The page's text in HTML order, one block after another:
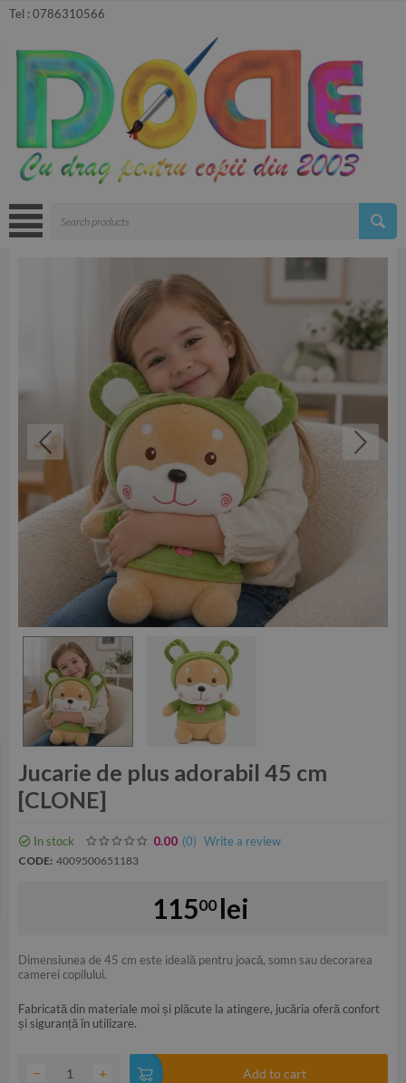
Tel :0786310566
Jucarie de plus adorabil 45 cm
[CLONE]
In stock 0.00 (0) Write a review
CODE: 4009500651183
11500 lei
Dimensiunea de 45 cm este ideală pentru joacă, somn sau decorarea
camerei copilului.
Fabricată din materiale moi și plăcute la atingere, jucăria oferă confort
și siguranță în utilizare.
+
− Add to cart